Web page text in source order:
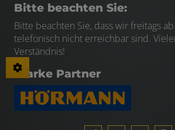
Bitte beachten Sie:
Bitte beachten Sie, dass wir freitags
telefonisch nicht erreichbar sind.
Verständnis!
Starke Partner